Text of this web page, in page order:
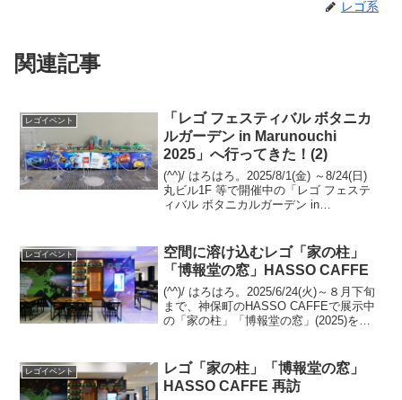
レゴ系
関連記事
レゴイベント
「レゴ フェスティバル ボタニカ
ルガーデン in Marunouchi
2025」へ行ってきた！(2)
(^^)/ はろはろ。2025/8/1(金) ～8/24(日)
丸ビル1F 等で開催中の「レゴ フェステ
ィバル ボタニカルガーデン in
去記事Maru...
レゴイベント
空間に溶け込むレゴ「家の柱」
「博報堂の窓」HASSO CAFFE
(^^)/ はろはろ。2025/6/24(火)～８月下旬
まで、神保町のHASSO CAFFEで展示中
の「家の柱」「博報堂の窓」(2025)を観
るレゴブロックのMOCとは...
レゴイベント
レゴ「家の柱」「博報堂の窓」
HASSO CAFFE 再訪